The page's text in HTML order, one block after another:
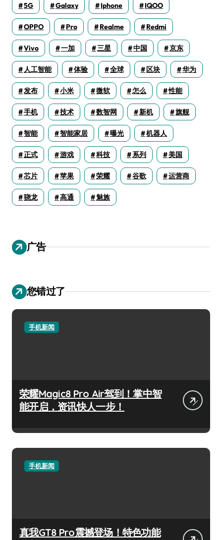
5G Galaxy Iphone IQOO
OPPO Pro Realme Redmi
Vivo 一加 三星 中国 京东
人工智能 体验 全球 区块 华为
发布 小米 微软 怎么 性能
手机 技术 数智网 新机 旗舰
智能 智能家居 曝光 机器人
正式 游戏 科技 系列 美国
芯片 苹果 荣耀 谷歌 运营商
骁龙 高通 魅族
广告
您错过了
手机新闻
荣耀Magic8 Pro Air驾到！掌中智
能开启，资讯快人一步！
手机新闻
真我GT8 Pro震撼登场！特色功能